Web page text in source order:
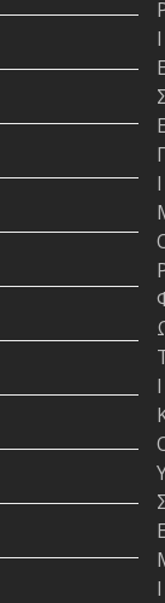
Ι
Ι
Ι
Ι